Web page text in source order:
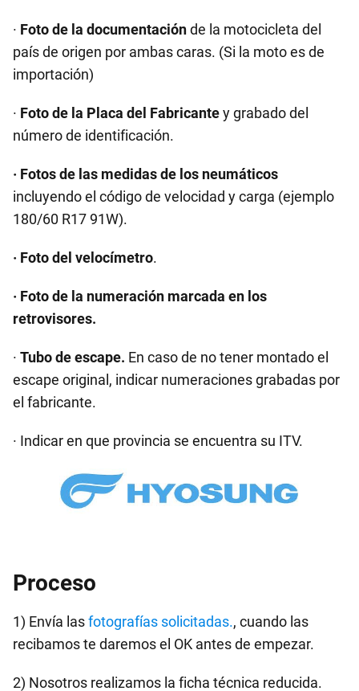
· Foto de la documentaciónde la motocicleta del
país de origen por ambas caras. (Si la moto es de
importación)
· Foto de la Placa del Fabricantey grabado del
número de identificación.
· Fotos de las medidas de los neumáticos
incluyendo el código de velocidad y carga (ejemplo
180/60 R17 91W).
· Foto del velocímetro.
· Foto de la numeración marcada en los
retrovisores.
· Tubo de escape. En caso de no tener montado el
escape original, indicar numeraciones grabadas por
el fabricante.
· Indicar en que provincia se encuentra su ITV.
Proceso
1) Envía lasfotografías solicitadas., cuando las
recibamos te daremos el OK antes de empezar.
2) Nosotros realizamos la ficha técnica reducida.